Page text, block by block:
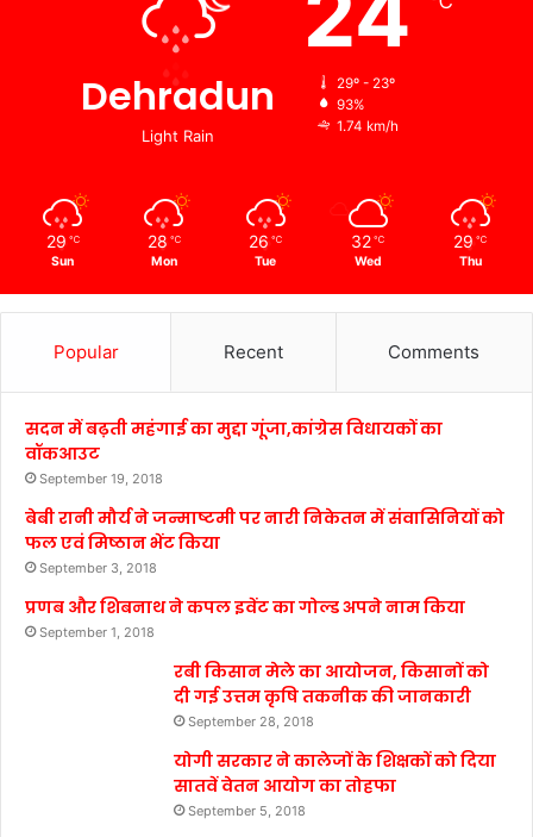
Dehradun
Light Rain
29º - 23º
93%
1.74 km/h
29 ℃
Sun
28 ℃
Mon
26 ℃
Tue
32 ℃
Wed
29 ℃
Thu
Popular Recent Comments
सदन में बढ़ती महंगाई का मुद्दा गूंजा,कांग्रेस विधायकों का
वॉकआउट
September 19, 2018
बेबी रानी मौर्य ने जन्माष्टमी पर नारी निकेतन में संवासिनियों को
फल एवं मिष्ठान भेंट किया
September 3, 2018
प्रणब और शिबनाथ ने कपल इवेंट का गोल्ड अपने नाम किया
September 1, 2018
रबी किसान मेले का आयोजन, किसानों को
दी गई उत्तम कृषि तकनीक की जानकारी
September 28, 2018
योगी सरकार ने कालेजों के शिक्षकों को दिया
सातवें वेतन आयोग का तोहफा
September 5, 2018